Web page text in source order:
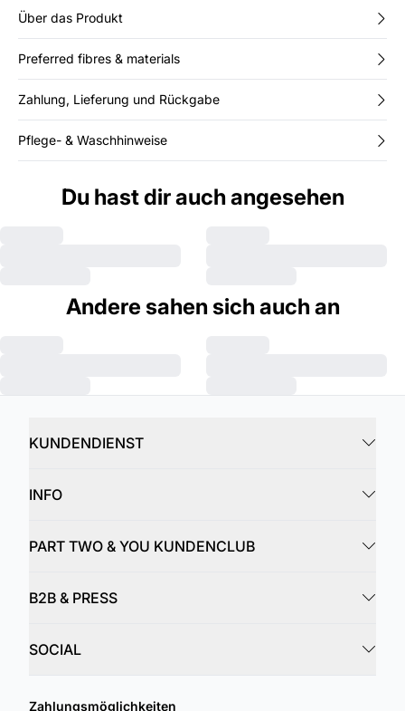
Über das Produkt
Preferred fibres & materials
Zahlung, Lieferung und Rückgabe
Pflege- & Waschhinweise
Du hast dir auch angesehen
Andere sahen sich auch an
KUNDENDIENST
INFO
PART TWO & YOU KUNDENCLUB
B2B & PRESS
SOCIAL
Zahlungsmöglichkeiten